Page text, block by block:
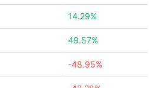
14.29%
49.57%
-48.95%